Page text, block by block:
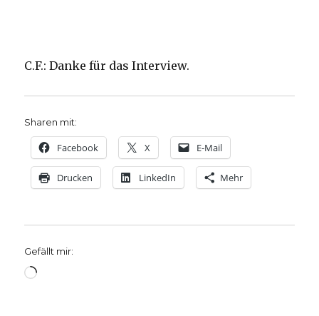
C.F.: Danke für das Interview.
Sharen mit:
Facebook X E-Mail
Drucken LinkedIn Mehr
Gefällt mir:
Wird